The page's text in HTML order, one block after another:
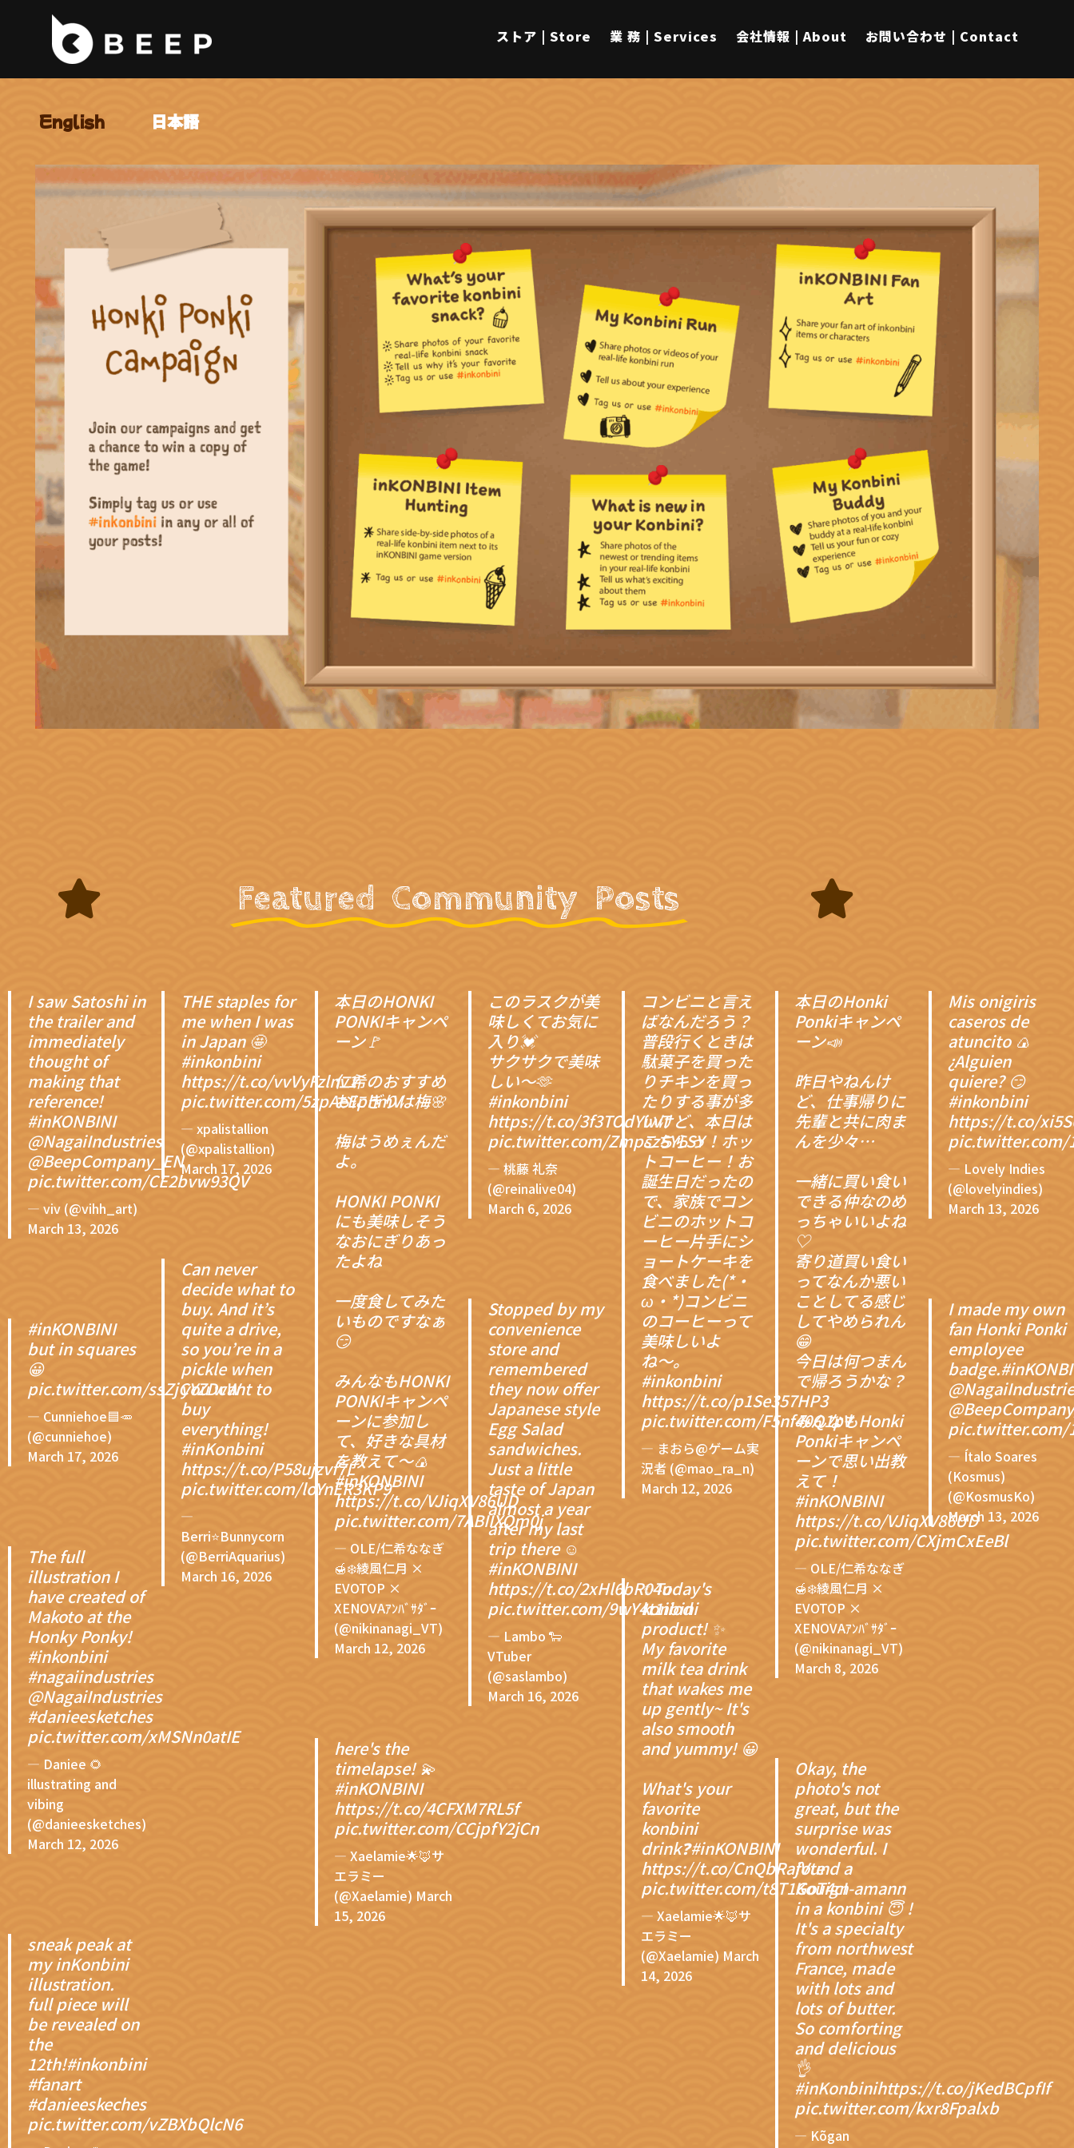
テ
ストア | Store 業 務 | Services 会社情報 | About お問い合わせ | Contact
English 日本語
Featured Community Posts
I saw Satoshi in
the trailer and
immediately
thought of
making that
reference!
#inKONBINI
@NagaiIndustries
@BeepCompany_EN
pic.twitter.com/CE2bvw93QV
— viv (@vihh_art)
March 13, 2026
#inKONBINI
but in squares
😀
pic.twitter.com/ssZjCYZDcW
— Cunniehoe🟦🥕
(@cunniehoe)
March 17, 2026
The full
illustration I
have created of
Makoto at the
Honky Ponky!
#inkonbini
#nagaiindustries
@NagaiIndustries
#danieesketches
pic.twitter.com/xMSNn0atIE
— Daniee 🌻
illustrating and
vibing
(@danieesketches)
March 12, 2026
sneak peak at
my inKonbini
illustration.
full piece will
be revealed on
the
12th!#inkonbini
#fanart
#danieeskeches
pic.twitter.com/vZBXbQlcN6
THE staples for
me when I was
in Japan 🤩
#inkonbini
https://t.co/vvVyFzlnv1
pic.twitter.com/5zpAeEphmV
— xpalistallion
(@xpalistallion)
March 17, 2026
Can never
decide what to
buy. And it’s
quite a drive,
so you’re in a
pickle when
you want to
buy
everything!
#inKonbini
https://t.co/P58ujzvf7L
pic.twitter.com/loYnER3KP9
—
Berri⭐️Bunnycorn
(@BerriAquarius)
March 16, 2026
本日のHONKI
PONKIキャンペ
ーン🚩
仁希のおすすめ
おにぎりは梅🌸
梅はうめぇんだ
よ。
HONKI PONKI
にも美味しそう
なおにぎりあっ
たよね
一度食してみた
いものですなぁ
😏
みんなもHONKI
PONKIキャンペ
ーンに参加し
て、好きな具材
を教えて〜🍙
#inKONBINI
https://t.co/VJiqXV86UD
pic.twitter.com/7ABIIXQm0j
— OLE/仁希ななぎ
🍯❄️綾風仁月 ×
EVOTOP ×
XENOVAｱﾝﾊﾞｻﾀﾞｰ
(@nikinanagi_VT)
March 12, 2026
here's the
timelapse! 💫
#inKONBINI
https://t.co/4CFXM7RL5f
pic.twitter.com/CCjpfY2jCn
— Xaelamie🌟🦊サ
エラミー
(@Xaelamie) March
15, 2026
このラスクが美
味しくてお気に
入り💓
サクサクで美味
しい〜🫶
#inkonbini
https://t.co/3f3TOdYiwT
pic.twitter.com/ZmpszSYLSY
— 桃藤 礼奈
(@reinalive04)
March 6, 2026
Stopped by my
convenience
store and
remembered
they now offer
Japanese style
Egg Salad
sandwiches.
Just a little
taste of Japan
almost a year
after my last
trip there ☺️
#inKONBINI
https://t.co/2xHl6bR04u
pic.twitter.com/9wY4t1iiod
— Lambo 🐑
VTuber
(@saslambo)
March 16, 2026
コンビニと言え
ばなんだろう？
普段行くときは
駄菓子を買った
りチキンを買っ
たりする事が多
いけど、本日は
こちらっ！ホッ
トコーヒー！お
誕生日だったの
で、家族でコン
ビニのホットコ
ーヒー片手にシ
ョートケーキを
食べました(*・
ω・*)コンビニ
のコーヒーって
美味しいよ
ね〜。
#inkonbini
https://t.co/p1Se357HP3
pic.twitter.com/F5nf40Q1pV
— まおら@ゲーム実
況者 (@mao_ra_n)
March 12, 2026
✨Today's
konbini
product! ✨
My favorite
milk tea drink
that wakes me
up gently~ It's
also smooth
and yummy! 😀
What's your
favorite
konbini
drink❓#inKONBINI
https://t.co/CnQbRajVte
pic.twitter.com/t8T1GoT4cI
— Xaelamie🌟🦊サ
エラミー
(@Xaelamie) March
14, 2026
本日のHonki
Ponkiキャンペ
ーン📣
昨日やねんけ
ど、仕事帰りに
先輩と共に肉ま
んを少々…
一緒に買い食い
できる仲なのめ
っちゃいいよね
♡
寄り道買い食い
ってなんか悪い
ことしてる感じ
してやめられん
😁
今日は何つまん
で帰ろうかな？
みんなもHonki
Ponkiキャンペ
ーンで思い出教
えて！
#inKONBINI
https://t.co/VJiqXV86UD
pic.twitter.com/CXjmCxEeBl
— OLE/仁希ななぎ
🍯❄️綾風仁月 ×
EVOTOP ×
XENOVAｱﾝﾊﾞｻﾀﾞｰ
(@nikinanagi_VT)
March 8, 2026
Okay, the
photo's not
great, but the
surprise was
wonderful. I
found a
Kouign-amann
in a konbini 😇 !
It's a specialty
from northwest
France, made
with lots and
lots of butter.
So comforting
and delicious
👌
#inKonbinihttps://t.co/jKedBCpfIf
pic.twitter.com/kxr8Fpalxb
— Kõgan
Mis onigiris
caseros de
atuncito 🍙
¿Alguien
quiere? 😏
#inkonbini
https://t.co/
pic.twitter.com/
— Lovely Indies
(@lovelyindies)
March 13, 2026
I made my own
fan Honki Ponki
employee
badge.
pic.twitter.com/
— Ítalo Soares
(Kosmus)
(@KosmusKo)
March 13, 2026